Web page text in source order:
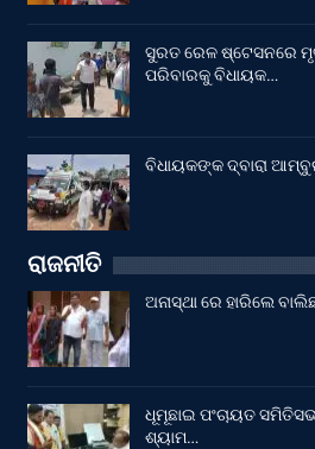
ସୁରତ ରେଳ ଷ୍ଟେସନରେ
ପରିବାରକୁ ବିଧାୟକ…
ବିଧାୟକଙ୍କ ଦ୍ବାରା
ରାଜନୀତି
ଅନାସ୍ଥା ରେ ହାରିଲେ
ଧୂମୂଛାଇ ପଂଚାୟତ
ଶ୍ୟାମ…